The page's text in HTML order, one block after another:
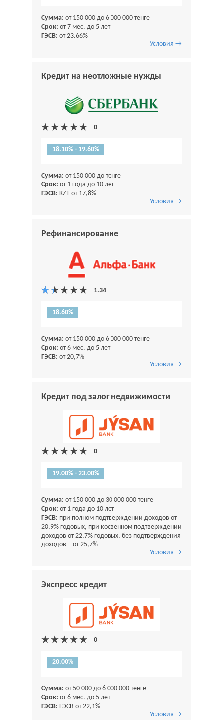
Сумма: от 150 000 до 6 000 000 тенге
Срок: от 7 мес. до 5 лет
ГЭСВ: от 23.66%
Условия →
Кредит на неотложные нужды
18.10% - 19.60%
Сумма: от 150 000 до тенге
Срок: от 1 года до 10 лет
ГЭСВ: KZT от 17,8%
Условия →
Рефинансирование
18.60%
Сумма: от 150 000 до 6 000 000 тенге
Срок: от 6 мес. до 5 лет
ГЭСВ: от 20,7%
Условия →
Кредит под залог недвижимости
19.00% - 23.00%
Сумма: от 150 000 до 30 000 000 тенге
Срок: от 1 года до 10 лет
ГЭСВ: при полном подтверждении доходов от
20,9% годовых, при косвенном подтверждении
доходов от 22,7% годовых, без подтверждения
доходов – от 25,7%
Условия →
Экспресс кредит
20.00%
Сумма: от 50 000 до 6 000 000 тенге
Срок: от 6 мес. до 5 лет
ГЭСВ: ГЭСВ от 22,1%
Условия →